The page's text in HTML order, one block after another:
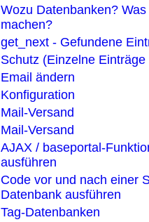
Wozu Datenbanken?
machen?
get_next - Gefundene
Schutz (Einzelne
Email ändern
Konfiguration
Mail-Versand
Mail-Versand
AJAX / baseportal-
ausführen
Code vor und nach einer
Datenbank ausführen
Tag-Datenbanken